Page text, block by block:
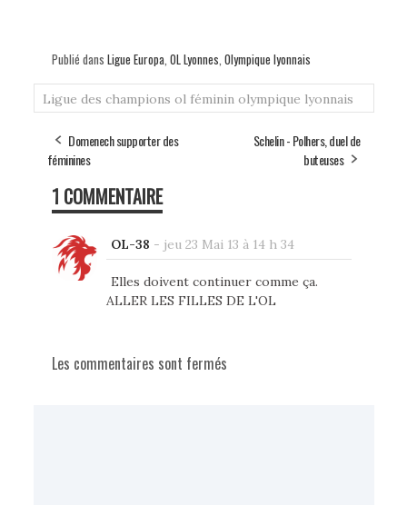
Publié dans Ligue Europa OL Lyonnes Olympique lyonnais
Ligue des champions ol féminin olympique lyonnais
Domenech supporter des
féminines
Schelin - Polhers, duel de
buteuses
1 COMMENTAIRE
OL-38 - jeu 23 Mai 13 à 14 h 34
Elles doivent continuer comme ça.
ALLER LES FILLES DE L'OL
Les commentaires sont fermés